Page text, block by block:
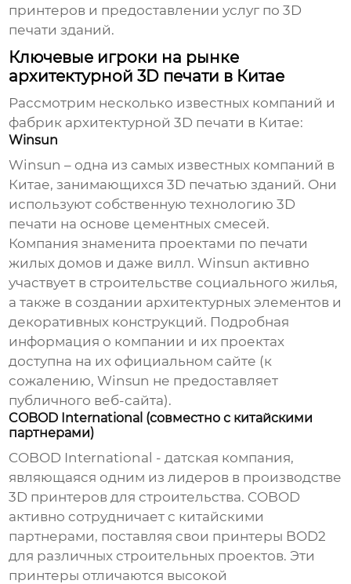
принтеров и предоставлении услуг по 3D
печати зданий.
Ключевые игроки на рынке
архитектурной 3D печати в Китае
Рассмотрим несколько известных компаний и
фабрик архитектурной 3D печати в Китае:
Winsun
Winsun – одна из самых известных компаний в
Китае, занимающихся 3D печатью зданий. Они
используют собственную технологию 3D
печати на основе цементных смесей.
Компания знаменита проектами по печати
жилых домов и даже вилл. Winsun активно
участвует в строительстве социального жилья,
а также в создании архитектурных элементов и
декоративных конструкций. Подробная
информация о компании и их проектах
доступна на их официальном сайте (к
сожалению, Winsun не предоставляет
публичного веб-сайта).
COBOD International (совместно с китайскими
партнерами)
COBOD International - датская компания,
являющаяся одним из лидеров в производстве
3D принтеров для строительства. COBOD
активно сотрудничает с китайскими
партнерами, поставляя свои принтеры BOD2
для различных строительных проектов. Эти
принтеры отличаются высокой